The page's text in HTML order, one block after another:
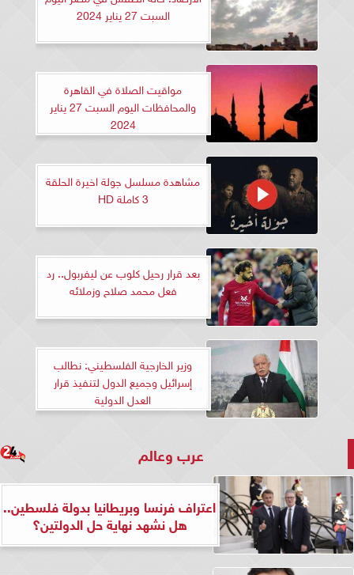
السبت 27 يناير 2024
مواقيت الصلاة في القاهرة
والمحافظات اليوم السبت 27 يناير
2024
مشاهدة مسلسل جولة اخيرة الحلقة
3 كاملة HD
بعد قرار رحيل كلوب عن ليفربول.. رد
فعل محمد صلاح وزملائه
وزير الخارجية الفلسطيني: نطالب
إسرائيل وجميع الدول لتنفيذ قرار
العدل الدولية
عرب وعالم
اعتراف فرنسا وبريطانيا بدولة فلسطين..
هل نشهد نهاية حل الدولتين؟